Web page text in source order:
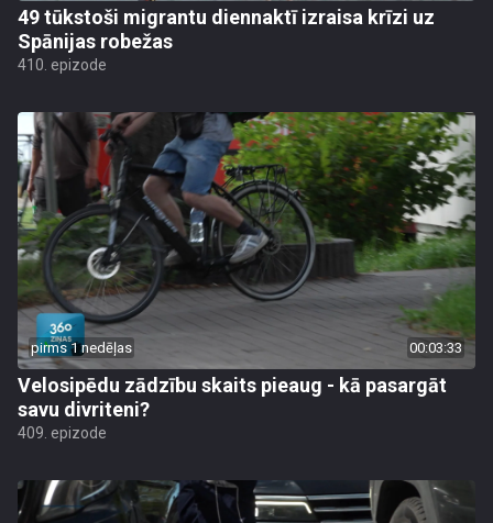
49 tūkstoši migrantu diennaktī izraisa krīzi uz
Spānijas robežas
410. epizode
pirms 1 nedēļas 00:03:33
Velosipēdu zādzību skaits pieaug - kā pasargāt
savu divriteni?
409. epizode